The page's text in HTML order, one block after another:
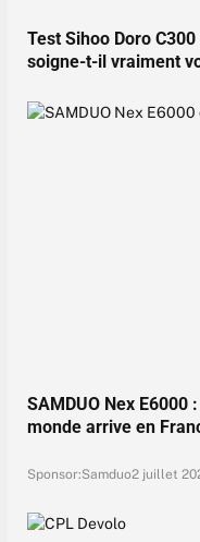
Test Sihoo Doro
soigne-t-il vraiment
SAMDUO Nex
monde arrive en
Sponsor:Samduo2 juillet